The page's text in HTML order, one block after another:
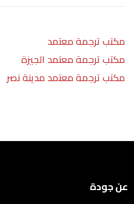
مكتب ترجمة معتمد
مكتب ترجمة معتمد الجيزة
مكتب ترجمة معتمد مدينة نصر
عن جودة